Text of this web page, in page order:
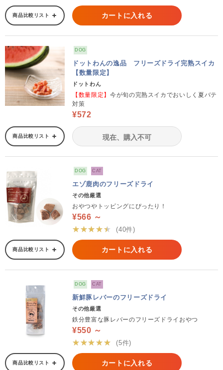
商品比較リスト カートに入れる
DOG
ドットわんの逸品 フリーズドライ完熟スイカ
【数量限定】
ドットわん
【数量限定】 今が旬の完熟スイカでおいしく夏バテ
対策
¥572
商品比較リスト 現在、購入不可
DOG CAT
エゾ鹿肉のフリーズドライ
その他厳選
おやつやトッピングにぴったり！
¥566 ～
★★★★★
(40件)
商品比較リスト カートに入れる
DOG CAT
新鮮豚レバーのフリーズドライ
その他厳選
鉄分豊富な豚レバーのフリーズドライおやつ
¥550 ～
★★★★★
(5件)
商品比較リスト カートに入れる